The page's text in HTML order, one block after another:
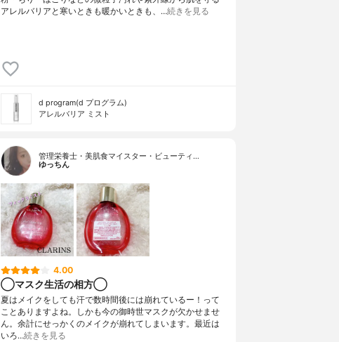
アレルバリアと寒いときも暖かいときも、…続きを見る
d program(d プログラム)
アレルバリア ミスト
管理栄養士・美肌食マイスター・ビューティ…
ゆっちん
4.00
◯マスク生活の相方◯
夏はメイクをしても汗で数時間後には崩れているー！って
ことありますよね。しかも今の御時世マスクが欠かせませ
ん。余計にせっかくのメイクが崩れてしまいます。最近は
いろ…続きを見る